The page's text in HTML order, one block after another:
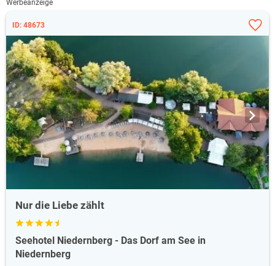
Werbeanzeige
ID: 48673
Nur die Liebe zählt
Seehotel Niedernberg - Das Dorf am See in
Niedernberg